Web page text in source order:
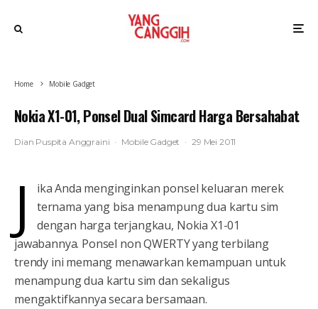
Home Mobile Gadget
Nokia X1-01, Ponsel Dual Simcard Harga Bersahabat
Dian Puspita Anggraini · Mobile Gadget · 29 Mei 2011
J
ika Anda menginginkan ponsel keluaran merek
ternama yang bisa menampung dua kartu sim
dengan harga terjangkau, Nokia X1-01
jawabannya. Ponsel non QWERTY yang terbilang
trendy ini memang menawarkan kemampuan untuk
menampung dua kartu sim dan sekaligus
mengaktifkannya secara bersamaan.